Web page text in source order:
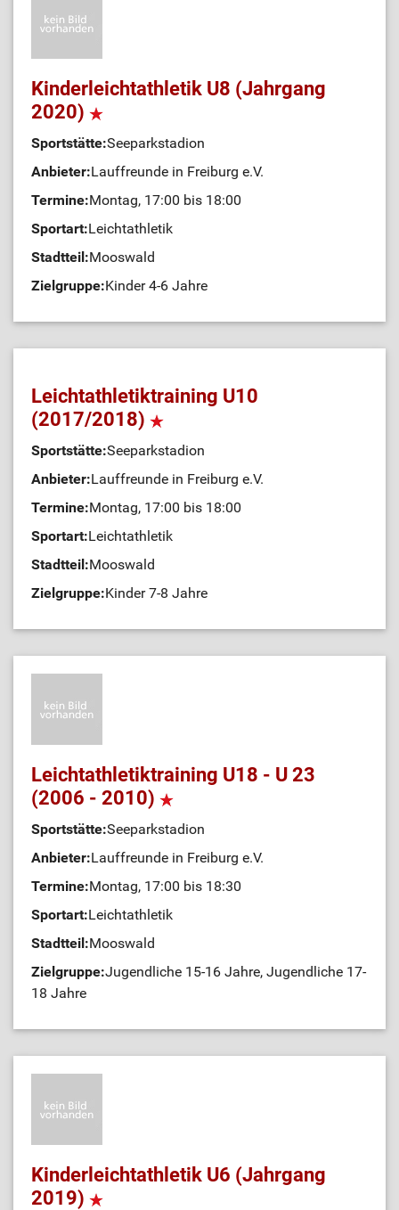
Kinderleichtathletik U8 (Jahrgang
2020)
Sportstätte:Seeparkstadion
Anbieter:Lauffreunde in Freiburg e.V.
Termine:Montag, 17:00 bis 18:00
Sportart:Leichtathletik
Stadtteil:Mooswald
Zielgruppe:Kinder 4-6 Jahre
Leichtathletiktraining U10
(2017/2018)
Sportstätte:Seeparkstadion
Anbieter:Lauffreunde in Freiburg e.V.
Termine:Montag, 17:00 bis 18:00
Sportart:Leichtathletik
Stadtteil:Mooswald
Zielgruppe:Kinder 7-8 Jahre
Leichtathletiktraining U18 - U 23
(2006 - 2010)
Sportstätte:Seeparkstadion
Anbieter:Lauffreunde in Freiburg e.V.
Termine:Montag, 17:00 bis 18:30
Sportart:Leichtathletik
Stadtteil:Mooswald
Zielgruppe:Jugendliche 15-16 Jahre, Jugendliche 17-
18 Jahre
Kinderleichtathletik U6 (Jahrgang
2019)